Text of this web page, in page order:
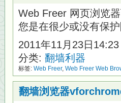
Web Freer 网页浏览
您是在很少或没有保
2011年11月23日14:23
分类: 翻墙利器
标签: Web Freer, Web Freer Web
翻墙浏览器